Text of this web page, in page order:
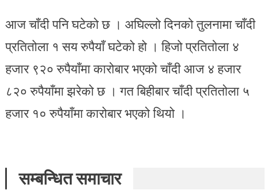
आज चाँदी पनि घटेको छ । अघिल्लो दिनको तुलनामा चाँदी
प्रतितोला १ सय रुपैयाँ घटेको हो । हिजो प्रतितोला ४
हजार ९२० रुपैयाँमा कारोबार भएको चाँदी आज ४ हजार
८२० रुपैयाँमा झरेको छ । गत बिहीबार चाँदी प्रतितोला ५
हजार १० रुपैयाँमा कारोबार भएको थियो ।
सम्बन्धित समाचार